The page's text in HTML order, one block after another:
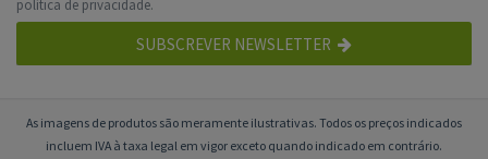
política de privacidade.
SUBSCREVER NEWSLETTER
As imagens de produtos são meramente ilustrativas. Todos os preços indicados
incluem IVA à taxa legal em vigor exceto quando indicado em contrário.